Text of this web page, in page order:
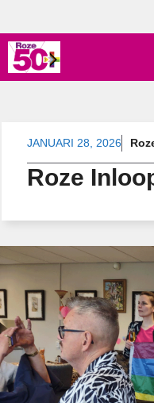
Ga
naar
JANUARI 28, 2026
Roze